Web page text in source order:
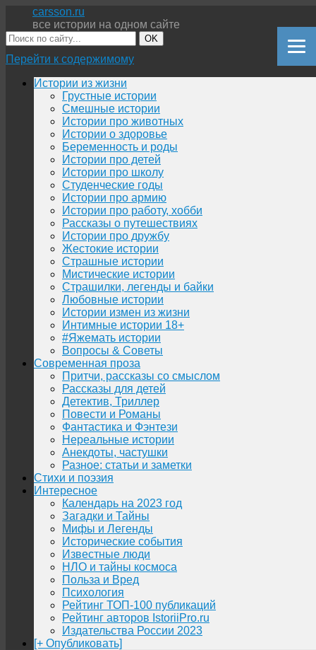
carsson.ru
все истории на одном сайте
OK
Перейти к содержимому
Истории из жизни
Грустные истории
Смешные истории
Истории про животных
Истории о здоровье
Беременность и роды
Истории про детей
Истории про школу
Студенческие годы
Истории про армию
Истории про работу, хобби
Рассказы о путешествиях
Истории про дружбу
Жестокие истории
Страшные истории
Мистические истории
Страшилки, легенды и байки
Любовные истории
Истории измен из жизни
Интимные истории 18+
#Яжемать истории
Вопросы & Советы
Современная проза
Притчи, рассказы со смыслом
Рассказы для детей
Детектив, Триллер
Повести и Романы
Фантастика и Фэнтези
Нереальные истории
Анекдоты, частушки
Разное: статьи и заметки
Стихи и поэзия
Интересное
Календарь на 2023 год
Загадки и Тайны
Мифы и Легенды
Исторические события
Известные люди
НЛО и тайны космоса
Польза и Вред
Психология
Рейтинг ТОП-100 публикаций
Рейтинг авторов IstoriiPro.ru
Издательства России 2023
[+ Опубликовать]